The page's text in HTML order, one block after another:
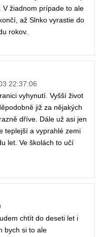
V žiadnom prípade to ale
až Slnko vyrastie do
rokov.
22:37:06
vyhynutí. Vyšší život
již za nějakých
dříve. Dále už asi jen
teplejší a vyprahlé zemi
let. Ve školách to učí
chtít do deseti let i
bych si to ale